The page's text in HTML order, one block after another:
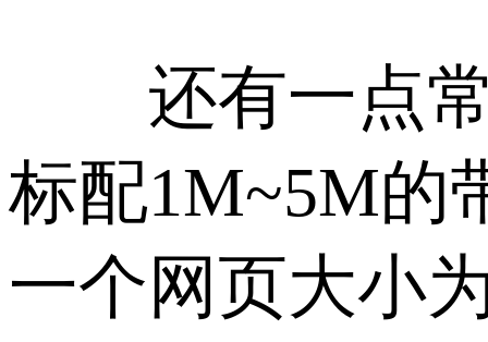
还有一点常
标配1M~5M的
一个网页大小